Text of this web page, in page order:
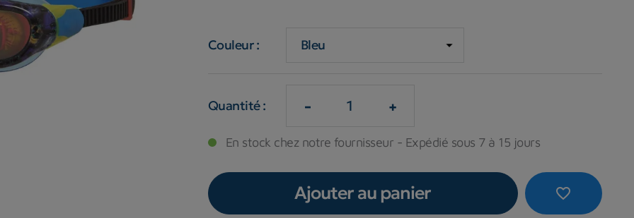
Couleur :
Quantité : - +
En stock chez notre fournisseur - Expédié sous 7 à 15 jours
favorite_border
Ajouter au panier